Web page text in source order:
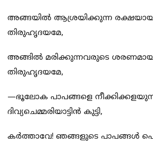
അങ്ങയില്‍ ആശ്രയിക്കുന്ന
തിരുഹൃദയമേ,
അങ്ങില്‍ മരിക്കുന്നവരുടെ
തിരുഹൃദയമേ,
—ഭൂലോക പാപങ്ങളെ
ദിവ്യചെമ്മരിയാട്ടിന്‍ കുട്ടി,
കര്‍ത്താവേ! ഞങ്ങളുടെ പാപങ്ങള്‍